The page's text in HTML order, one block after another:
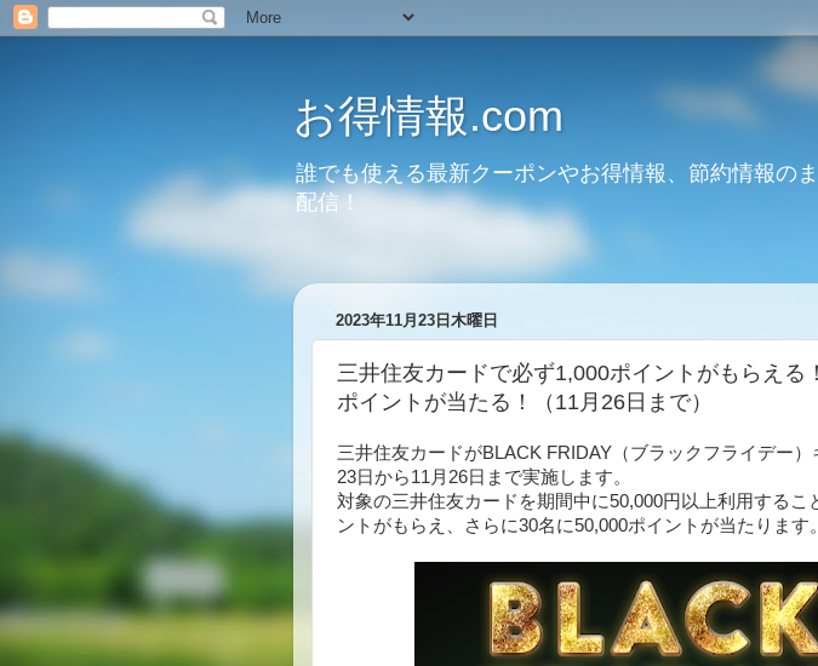
お得情報.com
誰でも使える最新クーポンやお得情報、節約情報の
配信！
2023年11月23日木曜日
三井住友カードで必ず1,000ポイントがもらえる
ポイントが当たる！（11月26日まで）
三井住友カードがBLACK FRIDAY（ブラックフライデー）
23日から11月26日まで実施します。
対象の三井住友カードを期間中に50,000円以上利用するこ
ントがもらえ、さらに30名に50,000ポイントが当たります。